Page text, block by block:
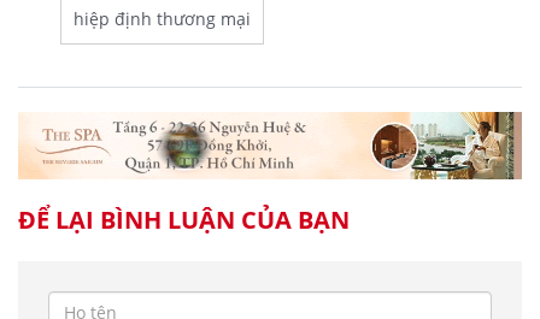
hiệp định thương mại
ĐỂ LẠI BÌNH LUẬN CỦA BẠN